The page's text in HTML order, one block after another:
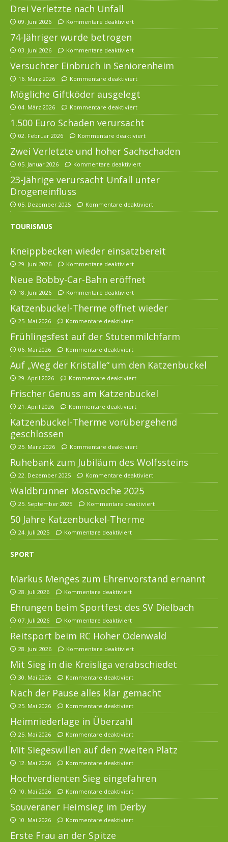
Drei Verletzte nach Unfall
09. Juni 2026 Kommentare deaktiviert
74-Jähriger wurde betrogen
03. Juni 2026 Kommentare deaktiviert
Versuchter Einbruch in Seniorenheim
16. März 2026 Kommentare deaktiviert
Mögliche Giftköder ausgelegt
04. März 2026 Kommentare deaktiviert
1.500 Euro Schaden verursacht
02. Februar 2026 Kommentare deaktiviert
Zwei Verletzte und hoher Sachschaden
05. Januar 2026 Kommentare deaktiviert
23-Jährige verursacht Unfall unter
Drogeneinfluss
05. Dezember 2025 Kommentare deaktiviert
TOURISMUS
Kneippbecken wieder einsatzbereit
29. Juni 2026 Kommentare deaktiviert
Neue Bobby-Car-Bahn eröffnet
18. Juni 2026 Kommentare deaktiviert
Katzenbuckel-Therme öffnet wieder
25. Mai 2026 Kommentare deaktiviert
Frühlingsfest auf der Stutenmilchfarm
06. Mai 2026 Kommentare deaktiviert
Auf „Weg der Kristalle“ um den Katzenbuckel
29. April 2026 Kommentare deaktiviert
Frischer Genuss am Katzenbuckel
21. April 2026 Kommentare deaktiviert
Katzenbuckel-Therme vorübergehend
geschlossen
25. März 2026 Kommentare deaktiviert
Ruhebank zum Jubiläum des Wolfssteins
22. Dezember 2025 Kommentare deaktiviert
Waldbrunner Mostwoche 2025
25. September 2025 Kommentare deaktiviert
50 Jahre Katzenbuckel-Therme
24. Juli 2025 Kommentare deaktiviert
SPORT
Markus Menges zum Ehrenvorstand ernannt
28. Juli 2026 Kommentare deaktiviert
Ehrungen beim Sportfest des SV Dielbach
07. Juli 2026 Kommentare deaktiviert
Reitsport beim RC Hoher Odenwald
28. Juni 2026 Kommentare deaktiviert
Mit Sieg in die Kreisliga verabschiedet
30. Mai 2026 Kommentare deaktiviert
Nach der Pause alles klar gemacht
25. Mai 2026 Kommentare deaktiviert
Heimniederlage in Überzahl
25. Mai 2026 Kommentare deaktiviert
Mit Siegeswillen auf den zweiten Platz
12. Mai 2026 Kommentare deaktiviert
Hochverdienten Sieg eingefahren
10. Mai 2026 Kommentare deaktiviert
Souveräner Heimsieg im Derby
10. Mai 2026 Kommentare deaktiviert
Erste Frau an der Spitze